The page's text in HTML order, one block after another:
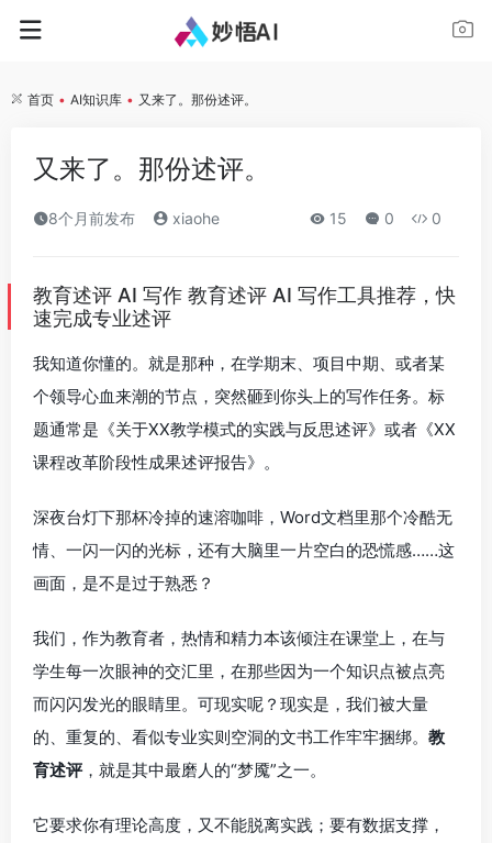
首页 • AI知识库 • 又来了。那份述评。
又来了。那份述评。
8个月前发布 xiaohe 15 0 0
教育述评 AI 写作 教育述评 AI 写作工具推荐，快
速完成专业述评
我知道你懂的。就是那种，在学期末、项目中期、或者某
个领导心血来潮的节点，突然砸到你头上的写作任务。标
题通常是《关于XX教学模式的实践与反思述评》或者《XX
课程改革阶段性成果述评报告》。
深夜台灯下那杯冷掉的速溶咖啡，Word文档里那个冷酷无
情、一闪一闪的光标，还有大脑里一片空白的恐慌感……这
画面，是不是过于熟悉？
我们，作为教育者，热情和精力本该倾注在课堂上，在与
学生每一次眼神的交汇里，在那些因为一个知识点被点亮
而闪闪发光的眼睛里。可现实呢？现实是，我们被大量
的、重复的、看似专业实则空洞的文书工作牢牢捆绑。 教
育述评，就是其中最磨人的“梦魇”之一。
它要求你有理论高度，又不能脱离实践；要有数据支撑，